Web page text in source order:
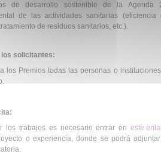
de desarrollo sostenible de la Agenda
de las actividades sanitarias
de residuos sanitarios, etc.).
los solicitantes:
los Premios todas las personas o
los trabajos es necesario entrar en este
o experiencia, donde se podrá